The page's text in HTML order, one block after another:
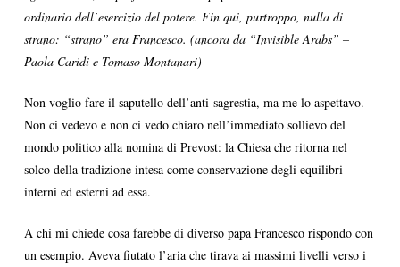
ordinario dell’esercizio del potere. Fin qui, purtroppo, nulla di
strano: “strano” era Francesco. (ancora da “Invisible Arabs” –
Paola Caridi e Tomaso Montanari)
Non voglio fare il saputello dell’anti-sagrestia, ma me lo aspettavo.
Non ci vedevo e non ci vedo chiaro nell’immediato sollievo del
mondo politico alla nomina di Prevost: la Chiesa che ritorna nel
solco della tradizione intesa come conservazione degli equilibri
interni ed esterni ad essa.
A chi mi chiede cosa farebbe di diverso papa Francesco rispondo con
un esempio. Aveva fiutato l’aria che tirava ai massimi livelli verso i